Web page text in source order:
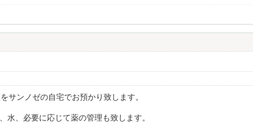
サンノゼの自宅でお預かり致します。
水、必要に応じて薬の管理も致します。